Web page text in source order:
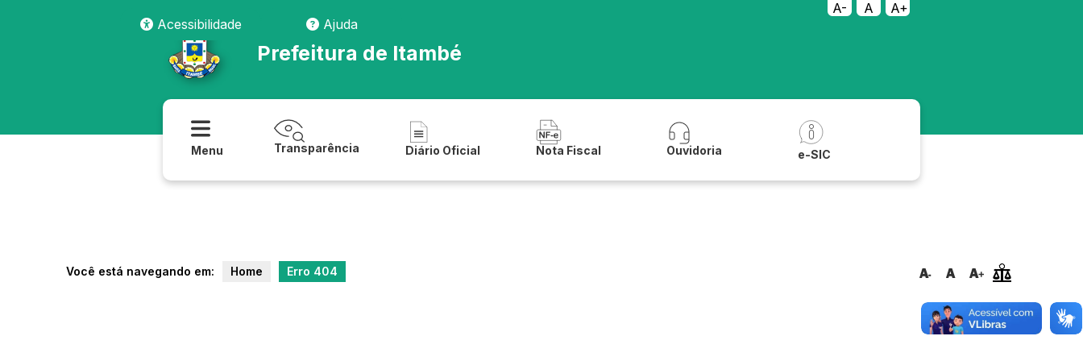
A- A
A+
Acessibilidade
Ajuda
Prefeitura de Itambé
Menu Transparência Diário Oficial Nota Fiscal Ouvidoria e-SIC
Você está navegando em: Home Erro 404